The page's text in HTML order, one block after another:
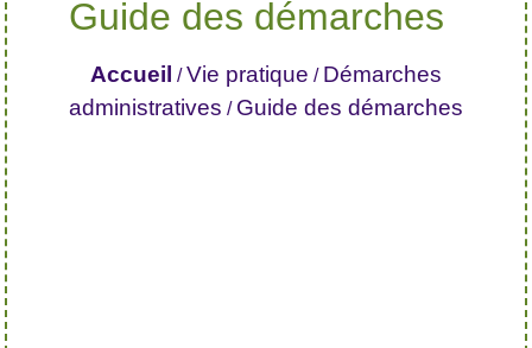
Guide des démarches
Accueil /Vie pratique / Démarches
administratives / Guide des démarches